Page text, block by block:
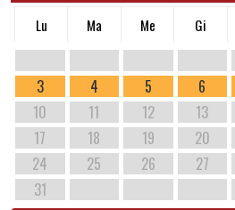
Lu Ma Me Gi
3
4 5 6
10
11 12 13
17
18 19 20
24
25 26 27
31